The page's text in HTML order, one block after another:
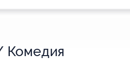
Комедия